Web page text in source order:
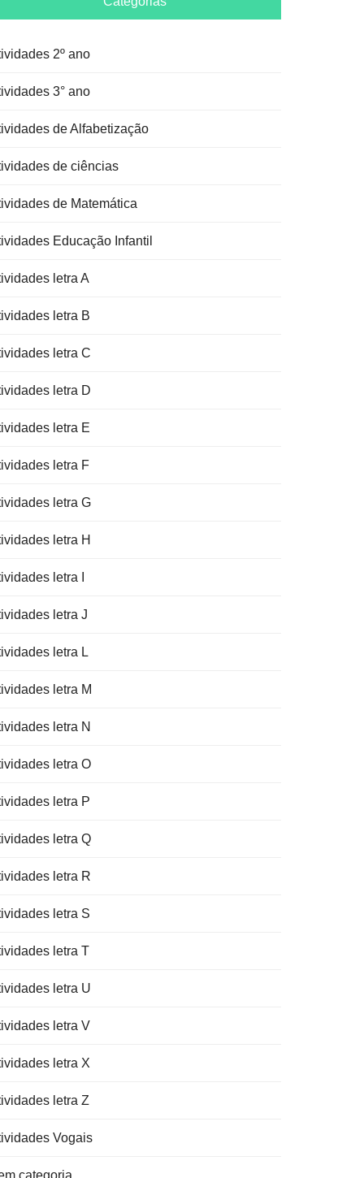
2º ano
3° ano
de Alfabetização
de ciências
de Matemática
Educação Infantil
letra A
letra B
letra C
letra D
letra E
letra F
letra G
letra H
letra I
letra J
letra L
letra M
letra N
letra O
letra P
letra Q
letra R
letra S
letra T
letra U
letra V
letra X
letra Z
Vogais
categoria